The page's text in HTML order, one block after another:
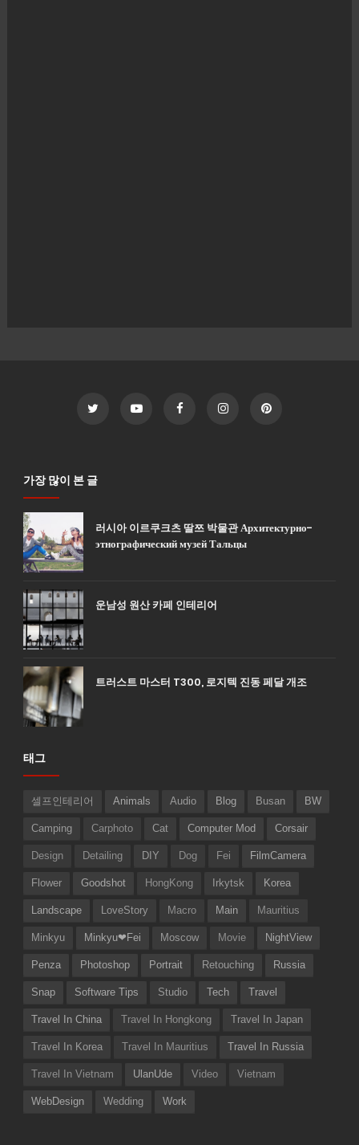
가장 많이 본 글
러시아 이르쿠크츠 딸쯔 박물관 Архитектурно-
этнографический музей Тальцы
운남성 원산 카페 인테리어
트러스트 마스터 T300, 로지텍 진동 페달 개조
태그
셀프인테리어 Animals Audio Blog Busan BW
Camping Carphoto Cat Computer Mod Corsair
Design Detailing DIY Dog Fei FilmCamera
Flower Goodshot HongKong Irkytsk Korea
Landscape LoveStory Macro Main Mauritius
Minkyu Minkyu❤Fei Moscow Movie NightView
Penza Photoshop Portrait Retouching Russia
Snap Software Tips Studio Tech Travel
Travel In China Travel In Hongkong Travel In Japan
Travel In Korea Travel In Mauritius Travel In Russia
Travel In Vietnam UlanUde Video Vietnam
WebDesign Wedding Work